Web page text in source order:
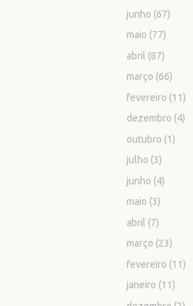
junho (67)
maio (77)
abril (87)
março (66)
fevereiro (11)
dezembro (4)
outubro (1)
julho (3)
junho (4)
maio (3)
abril (7)
março (23)
fevereiro (11)
janeiro (11)